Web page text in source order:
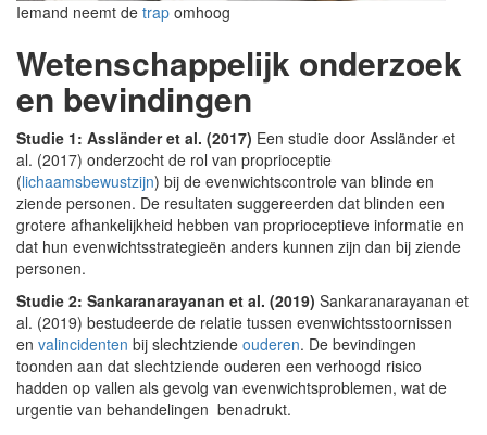
Iemand neemt de trap omhoog
Wetenschappelijk onderzoek
en bevindingen
Studie 1: Assländer et al. (2017) Een studie door Assländer et
al. (2017) onderzocht de rol van proprioceptie
(lichaamsbewustzijn) bij de evenwichtscontrole van blinde en
ziende personen. De resultaten suggereerden dat blinden een
grotere afhankelijkheid hebben van proprioceptieve informatie en
dat hun evenwichtsstrategieën anders kunnen zijn dan bij ziende
personen.
Studie 2: Sankaranarayanan et al. (2019) Sankaranarayanan et
al. (2019) bestudeerde de relatie tussen evenwichtsstoornissen
en valincidenten bij slechtziende ouderen. De bevindingen
toonden aan dat slechtziende ouderen een verhoogd risico
hadden op vallen als gevolg van evenwichtsproblemen, wat de
urgentie van behandelingen benadrukt.